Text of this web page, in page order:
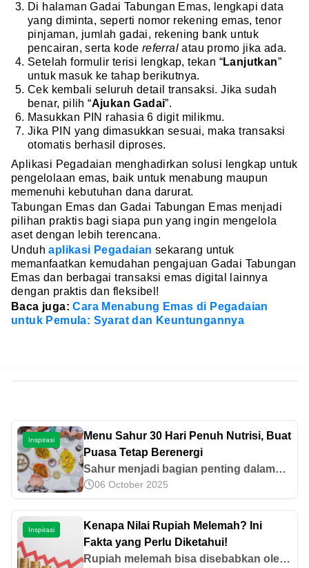
Di halaman Gadai Tabungan Emas, lengkapi data
yang diminta, seperti nomor rekening emas, tenor
pinjaman, jumlah gadai, rekening bank untuk
pencairan, serta kode referral atau promo jika ada.
Setelah formulir terisi lengkap, tekan “Lanjutkan”
untuk masuk ke tahap berikutnya.
Cek kembali seluruh detail transaksi. Jika sudah
benar, pilih “Ajukan Gadai”.
Masukkan PIN rahasia 6 digit milikmu.
Jika PIN yang dimasukkan sesuai, maka transaksi
otomatis berhasil diproses.
Aplikasi Pegadaian menghadirkan solusi lengkap untuk
pengelolaan emas, baik untuk menabung maupun
memenuhi kebutuhan dana darurat.
Tabungan Emas dan Gadai Tabungan Emas menjadi
pilihan praktis bagi siapa pun yang ingin mengelola
aset dengan lebih terencana.
Unduhaplikasi Pegadaian sekarang untuk
memanfaatkan kemudahan pengajuan Gadai Tabungan
Emas dan berbagai transaksi emas digital lainnya
dengan praktis dan fleksibel!
Baca juga:Cara Menabung Emas di Pegadaian
untuk Pemula: Syarat dan Keuntungannya
Inspirasi
Menu Sahur 30 Hari Penuh Nutrisi, Buat
Puasa Tetap Berenergi
Sahur menjadi bagian penting dalam
berpuasa selama bulan Ramadhan.
Oleh karenanya, temukan ide menu
sahur 30 hari yang bernutrisi di sini!
06 October 2025
Inspirasi
Kenapa Nilai Rupiah Melemah? Ini
Fakta yang Perlu Diketahui!
Rupiah melemah bisa disebabkan oleh